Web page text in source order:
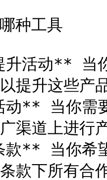
种工具
活动** 当
提升这些产
** 当你需
渠道上进行
** 当你希
款下所有合